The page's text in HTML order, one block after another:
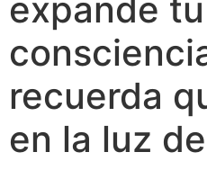
expande tu
recuerda
en la luz